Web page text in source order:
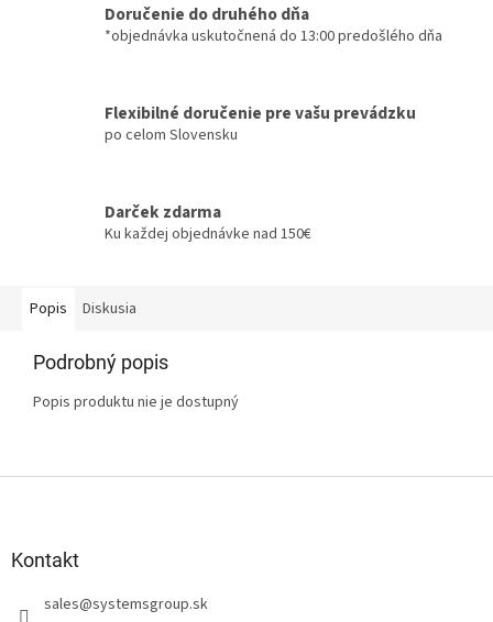
Doručenie do druhého dňa
*objednávka uskutočnená do 13:00 predošlého dňa
Flexibilné doručenie pre vašu prevádzku
po celom Slovensku
Darček zdarma
Ku každej objednávke nad 150€
Popis Diskusia
Podrobný popis
Popis produktu nie je dostupný
Kontakt
sales@systemsgroup.sk